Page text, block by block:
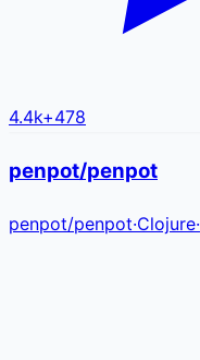
4.4k+478
penpot/penpot
penpot/penpot·Clojure·